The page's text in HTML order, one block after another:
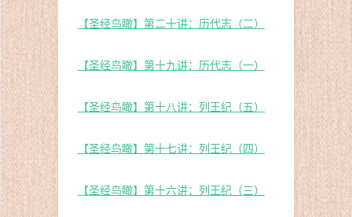
【圣经鸟瞰】第二十讲：历代志（二）
【圣经鸟瞰】第十九讲：历代志（一）
【圣经鸟瞰】第十八讲：列王纪（五）
【圣经鸟瞰】第十七讲：列王纪（四）
【圣经鸟瞰】第十六讲：列王纪（三）